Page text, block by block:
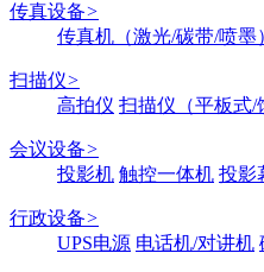
传真设备>
传真机（激光/碳带/喷墨
扫描仪>
高拍仪 扫描仪（平板式/
会议设备>
投影机 触控一体机 投影
行政设备>
UPS电源 电话机/对讲机